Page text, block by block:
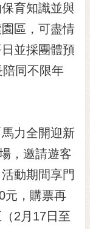
育知識並與
區，可盡情
並採團體預
同不限年
力全開迎新
，邀請遊客
動期間享門
元，購票再
2月17日至